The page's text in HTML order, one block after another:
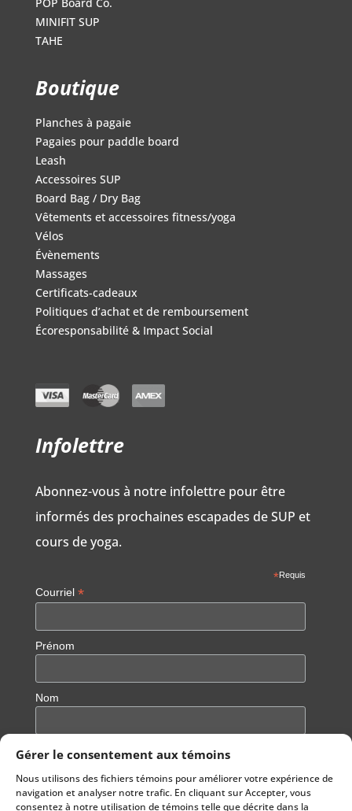
Gérer le consentement aux témoins
Nous utilisons des fichiers témoins pour améliorer votre expérience de
navigation et analyser notre trafic. En cliquant sur Accepter, vous
consentez à notre utilisation de témoins telle que décrite dans la
MINIFIT SUP
TAHE
Boutique
Planches à pagaie
Pagaies pour paddle board
Leash
Accessoires SUP
Board Bag / Dry Bag
Vêtements et accessoires fitness/yoga
Vélos
Évènements
Massages
Certificats-cadeaux
Politiques d’achat et de remboursement
Écoresponsabilité & Impact Social
Infolettre
Abonnez-vous à notre infolettre pour être
informés des prochaines escapades de SUP et
cours de yoga.
*Requis
Courriel *
Prénom
Nom